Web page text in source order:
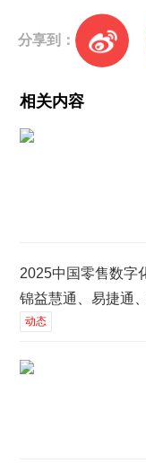
分享到：
相关内容
2025中国零售数字
锦益慧通、易捷通
动态